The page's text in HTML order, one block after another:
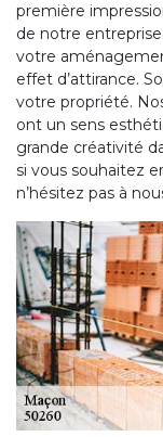
première
de notre
votre
effet d’attirance.
votre propriété.
ont un sens
grande créativité
si vous souhaitez
n’hésitez pas à